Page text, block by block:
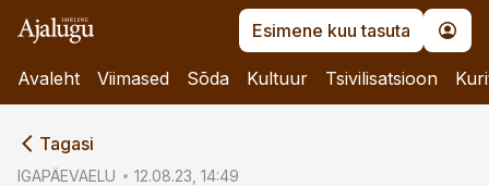
Esimene kuu tasuta
Avaleht Viimased Sõda Kultuur Tsivilisatsioon
Tagasi
IGAPÄEVAELU 12.08.23, 14:49